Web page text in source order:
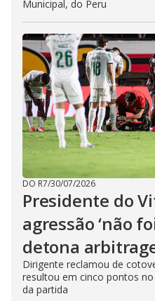
Municipal, do Peru
DO R7/30/07/2026
Presidente do
agressão ‘não
detona
Dirigente reclamou de
resultou em cinco pontos
da partida